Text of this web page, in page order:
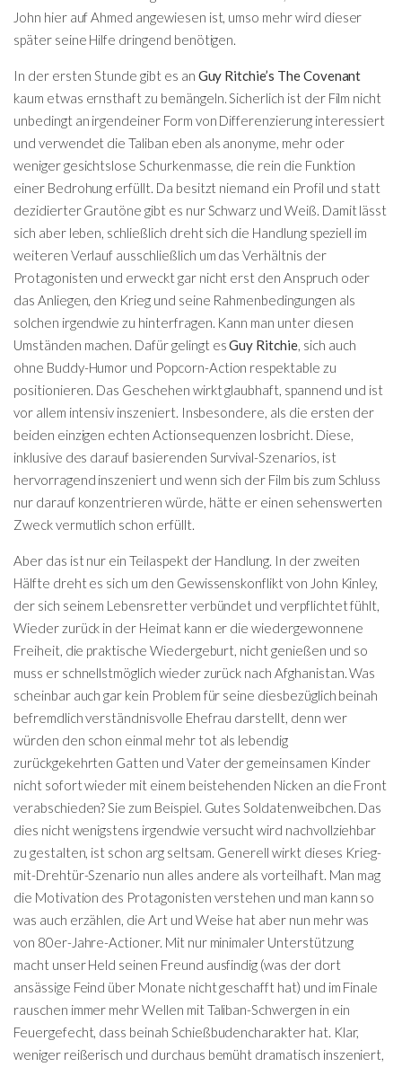
John hier auf Ahmed angewiesen ist, umso mehr wird dieser
später seine Hilfe dringend benötigen.
In der ersten Stunde gibt es an Guy Ritchie’s The Covenant
kaum etwas ernsthaft zu bemängeln. Sicherlich ist der Film nicht
unbedingt an irgendeiner Form von Differenzierung interessiert
und verwendet die Taliban eben als anonyme, mehr oder
weniger gesichtslose Schurkenmasse, die rein die Funktion
einer Bedrohung erfüllt. Da besitzt niemand ein Profil und statt
dezidierter Grautöne gibt es nur Schwarz und Weiß. Damit lässt
sich aber leben, schließlich dreht sich die Handlung speziell im
weiteren Verlauf ausschließlich um das Verhältnis der
Protagonisten und erweckt gar nicht erst den Anspruch oder
das Anliegen, den Krieg und seine Rahmenbedingungen als
solchen irgendwie zu hinterfragen. Kann man unter diesen
Umständen machen. Dafür gelingt esGuy Ritchie, sich auch
ohne Buddy-Humor und Popcorn-Action respektable zu
positionieren. Das Geschehen wirkt glaubhaft, spannend und ist
vor allem intensiv inszeniert. Insbesondere, als die ersten der
beiden einzigen echten Actionsequenzen losbricht. Diese,
inklusive des darauf basierenden Survival-Szenarios, ist
hervorragend inszeniert und wenn sich der Film bis zum Schluss
nur darauf konzentrieren würde, hätte er einen sehenswerten
Zweck vermutlich schon erfüllt.
Aber das ist nur ein Teilaspekt der Handlung. In der zweiten
Hälfte dreht es sich um den Gewissenskonflikt von John Kinley,
der sich seinem Lebensretter verbündet und verpflichtet fühlt,
Wieder zurück in der Heimat kann er die wiedergewonnene
Freiheit, die praktische Wiedergeburt, nicht genießen und so
muss er schnellstmöglich wieder zurück nach Afghanistan. Was
scheinbar auch gar kein Problem für seine diesbezüglich beinah
befremdlich verständnisvolle Ehefrau darstellt, denn wer
würden den schon einmal mehr tot als lebendig
zurückgekehrten Gatten und Vater der gemeinsamen Kinder
nicht sofort wieder mit einem beistehenden Nicken an die Front
verabschieden? Sie zum Beispiel. Gutes Soldatenweibchen. Das
dies nicht wenigstens irgendwie versucht wird nachvollziehbar
zu gestalten, ist schon arg seltsam. Generell wirkt dieses Krieg-
mit-Drehtür-Szenario nun alles andere als vorteilhaft. Man mag
die Motivation des Protagonisten verstehen und man kann so
was auch erzählen, die Art und Weise hat aber nun mehr was
von 80er-Jahre-Actioner. Mit nur minimaler Unterstützung
macht unser Held seinen Freund ausfindig (was der dort
ansässige Feind über Monate nicht geschafft hat) und im Finale
rauschen immer mehr Wellen mit Taliban-Schwergen in ein
Feuergefecht, dass beinah Schießbudencharakter hat. Klar,
weniger reißerisch und durchaus bemüht dramatisch inszeniert,